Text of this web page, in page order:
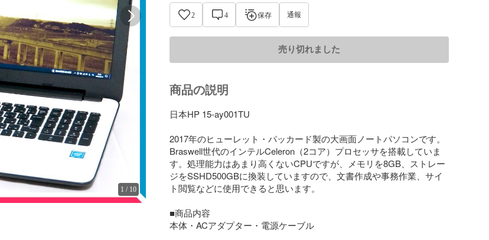
1 / 10
2 4 保存 通報
売り切れました
商品の説明
日本HP 15-ay001TU
2017年のヒューレット・パッカード製の大画面ノートパソコンです。
Braswell世代のインテルCeleron（2コア）プロセッサを搭載していま
す。処理能力はあまり高くないCPUですが、メモリを8GB、ストレー
ジをSSHD500GBに換装していますので、文書作成や事務作業、サイ
ト閲覧などに使用できると思います。
■商品内容
本体・ACアダプター・電源ケーブル